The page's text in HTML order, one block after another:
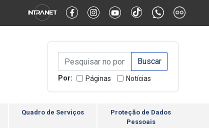
Alternar Alto Contraste Alternar Tamanho da Fonte
Campo de Busca de
Campo de Busca de informaçõesEnviar a Busca
Por: Páginas Notícias
Quadro de Serviços
Proteção de Dados
Pessoais